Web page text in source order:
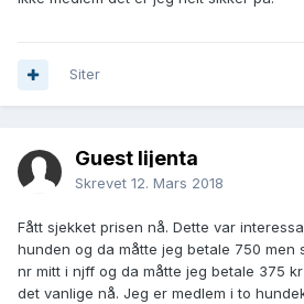
Siter
Guest lijenta
Skrevet 12. Mars 2018
Fått sjekket prisen nå. Dette var
hunden og da måtte jeg betale 750 men
nr mitt i njff og da måtte jeg betale 375
det vanlige nå. Jeg er medlem i to